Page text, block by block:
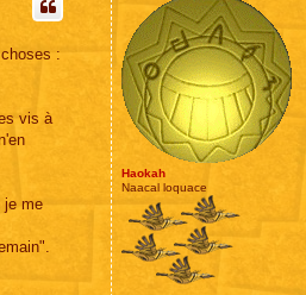
Haokah
Naacal loquace
:
vis à
je me